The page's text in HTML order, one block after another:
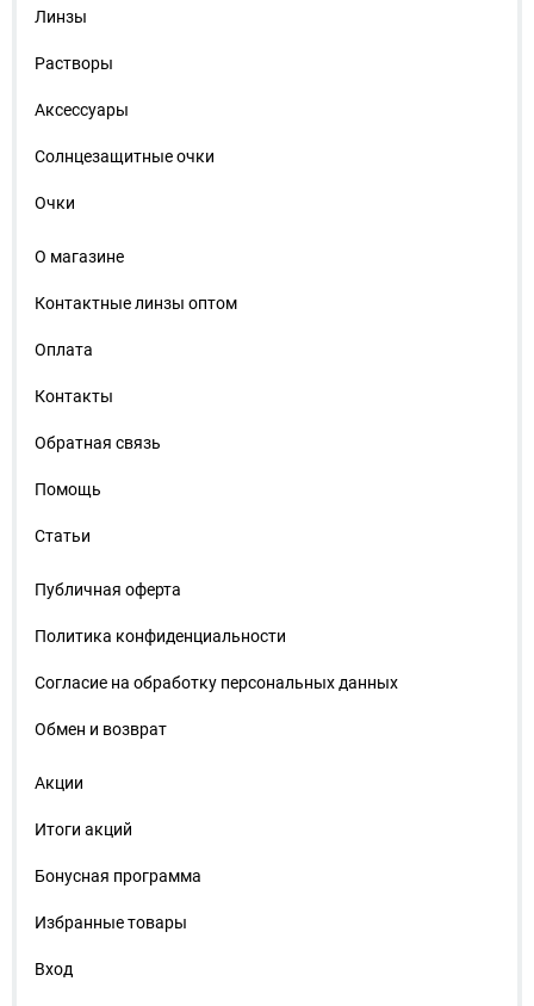
Линзы
Растворы
Аксессуары
Солнцезащитные очки
Очки
О магазине
Контактные линзы оптом
Оплата
Контакты
Обратная связь
Помощь
Статьи
Публичная оферта
Политика конфиденциальности
Согласие на обработку персональных данных
Обмен и возврат
Акции
Итоги акций
Бонусная программа
Избранные товары
Вход